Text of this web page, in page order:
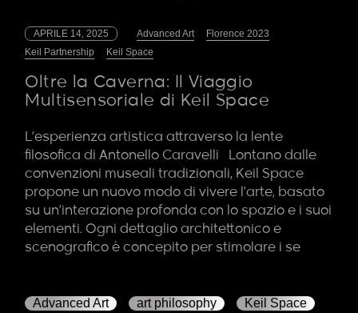
APRILE 14, 2025 Advanced Art
Florence 2023
Keil Partnership
Keil Space
Oltre la Caverna: Il Viaggio
Multisensoriale di Keil Space
L’esperienza artistica attraverso la lente
filosofica di Antonello Caravelli Lontano dalle
convenzioni museali tradizionali, Keil Space
propone un nuovo modo di vivere l’arte, basato
su un’interazione profonda con lo spazio e i suoi
elementi. Ogni dettaglio architettonico e
scenografico è concepito per stimolare i se
Advanced Art art philosophy
Keil Space